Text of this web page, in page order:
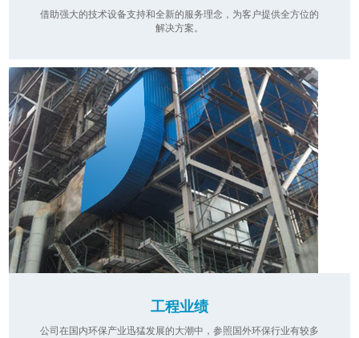
借助强大的技术设备支持和全新的服务理念，为客户提供全方位的
解决方案。
工程业绩
公司在国内环保产业迅猛发展的大潮中，参照国外环保行业有较多